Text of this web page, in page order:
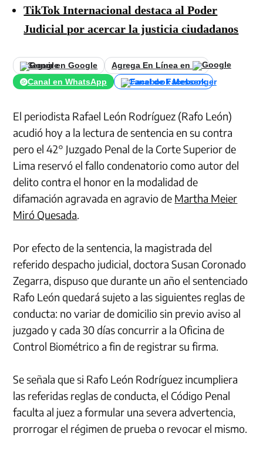
TikTok Internacional destaca al Poder
Judicial por acercar la justicia ciudadanos
Seguir en Google
Agrega En Línea en
Canal en WhatsApp
Canal de Facebook
El periodista Rafael León Rodríguez (Rafo León)
acudió hoy a la lectura de sentencia en su contra
pero el 42° Juzgado Penal de la Corte Superior de
Lima reservó el fallo condenatorio como autor del
delito contra el honor en la modalidad de
difamación agravada en agravio de Martha Meier
Miró Quesada.
Por efecto de la sentencia, la magistrada del
referido despacho judicial, doctora Susan Coronado
Zegarra, dispuso que durante un año el sentenciado
Rafo León quedará sujeto a las siguientes reglas de
conducta: no variar de domicilio sin previo aviso al
juzgado y cada 30 días concurrir a la Oficina de
Control Biométrico a fin de registrar su firma.
Se señala que si Rafo León Rodríguez incumpliera
las referidas reglas de conducta, el Código Penal
faculta al juez a formular una severa advertencia,
prorrogar el régimen de prueba o revocar el mismo.